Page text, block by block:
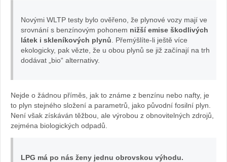
Novými WLTP testy bylo ověřeno, že plynové vozy mají ve
srovnání s benzínovým pohonem nižší emise škodlivých
látek i skleníkových plynů . Přemýšlíte-li ještě více
ekologicky, pak vězte, že u obou plynů se již začínají na trh
dodávat „bio“ alternativy.
Nejde o žádnou příměs, jak to známe z benzínu nebo nafty, je
to plyn stejného složení a parametrů, jako původní fosilní plyn.
Není však získáván těžbou, ale výrobou z obnovitelných zdrojů,
zejména biologických odpadů.
LPG má po nás ženy jednu obrovskou výhodu.